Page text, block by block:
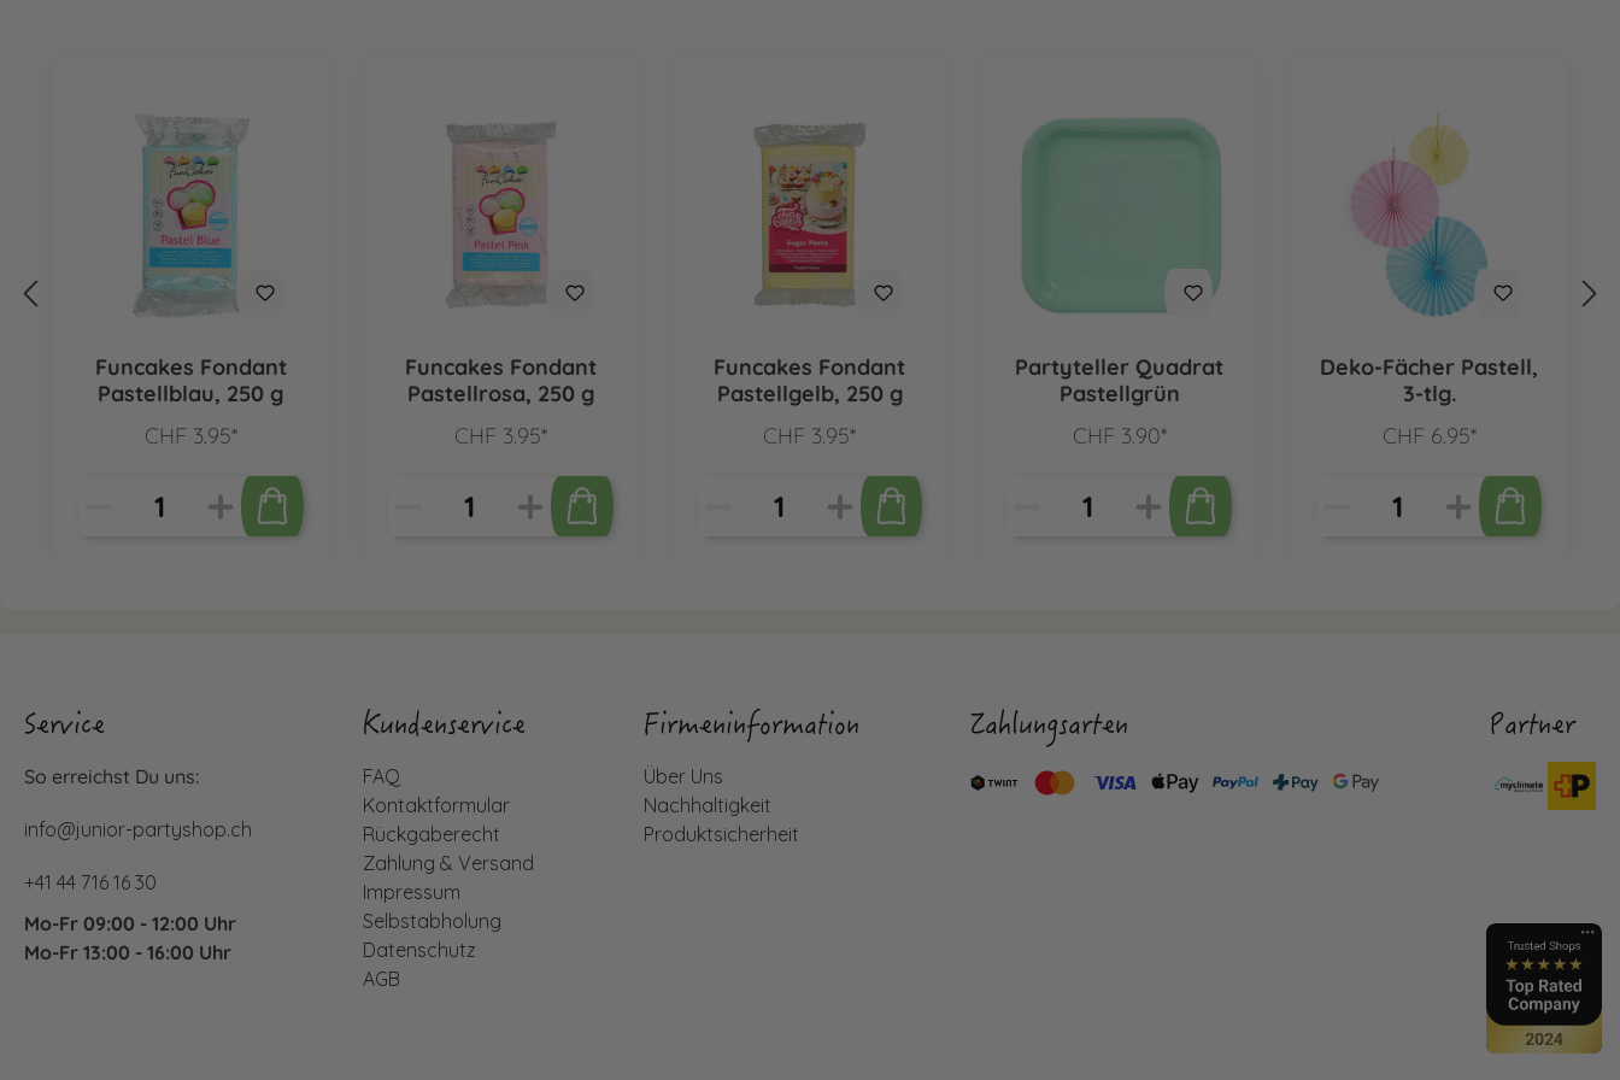
Funcakes Fondant
Pastellblau, 250 g
CHF 3.95*
Funcakes Fondant
Pastellrosa, 250 g
CHF 3.95*
Funcakes Fondant
Pastellgelb, 250 g
CHF 3.95*
Partyteller Quadrat
Pastellgrün
CHF 3.90*
Deko-Fächer Pastell,
3-tlg.
CHF 6.95*
Service
So erreichst Du uns:
info@junior-partyshop.ch
+41 44 716 16 30
Mo-Fr 09:00 - 12:00 Uhr
Mo-Fr 13:00 - 16:00 Uhr
Kundenservice
FAQ
Kontaktformular
Rückgaberecht
Zahlung & Versand
Impressum
Selbstabholung
Datenschutz
AGB
Firmeninformation
Über Uns
Nachhaltigkeit
Produktsicherheit
Zahlungsarten Partner